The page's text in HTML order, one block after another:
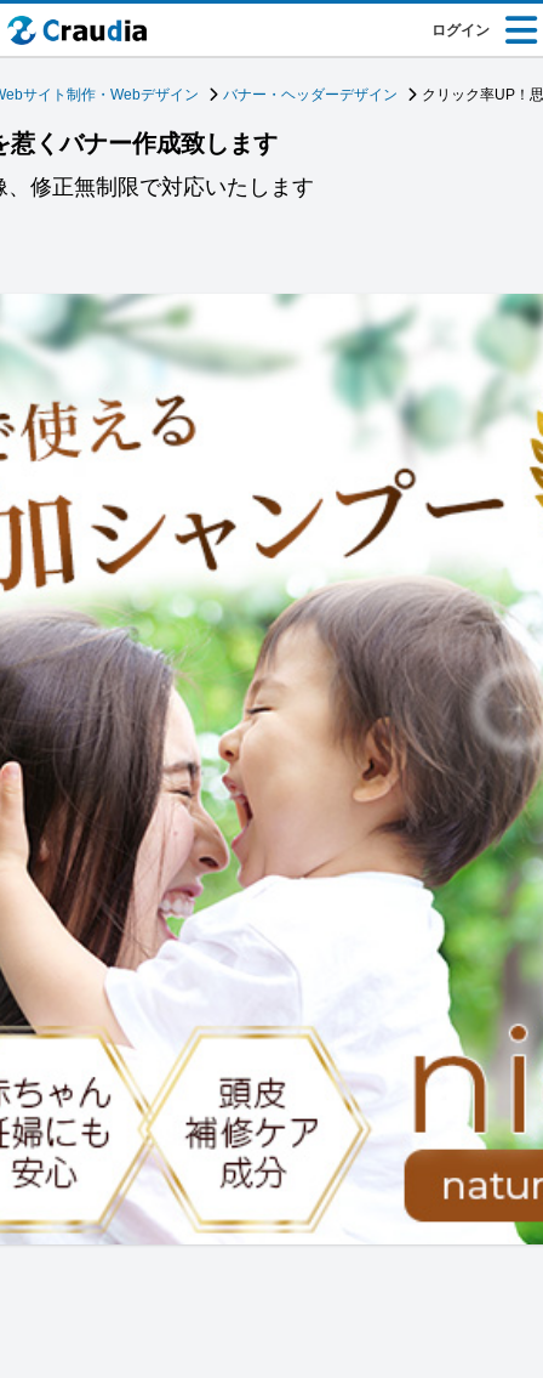
ログイン
サイト制作・Webデザイン バナー・ヘッダーデザイン クリック率UP！
惹くバナー作成致します
修正無制限で対応いたします